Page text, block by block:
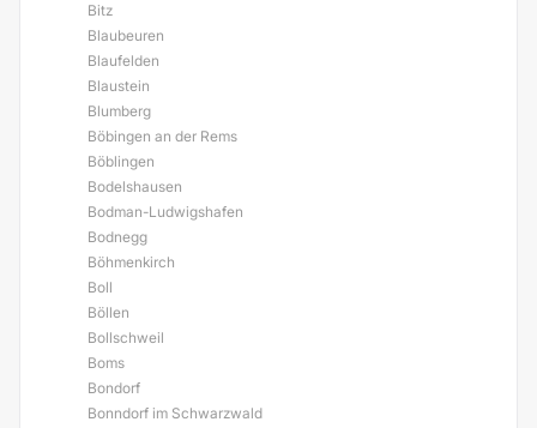
Bitz
Blaubeuren
Blaufelden
Blaustein
Blumberg
Böbingen an der Rems
Böblingen
Bodelshausen
Bodman-Ludwigshafen
Bodnegg
Böhmenkirch
Boll
Böllen
Bollschweil
Boms
Bondorf
Bonndorf im Schwarzwald